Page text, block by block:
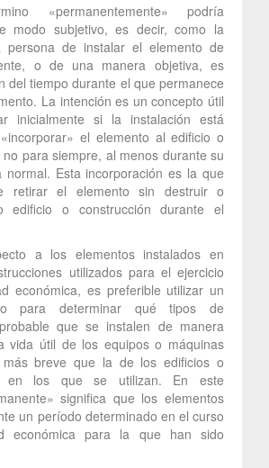
«permanentemente» podría
modo subjetivo, es decir, como la
persona de instalar el elemento de
o de una manera objetiva, es
del tiempo durante el que permanece
La intención es un concepto útil
inicialmente si la instalación está
el elemento al edificio o
para siempre, al menos durante su
normal. Esta incorporación es la que
retirar el elemento sin destruir o
edificio o construcción durante el
a los elementos instalados en
utilizados para el ejercicio
económica, es preferible utilizar un
para determinar qué tipos de
que se instalen de manera
vida útil de los equipos o máquinas
más breve que la de los edificios o
en los que se utilizan. En este
significa que los elementos
un período determinado en el curso
económica para la que han sido